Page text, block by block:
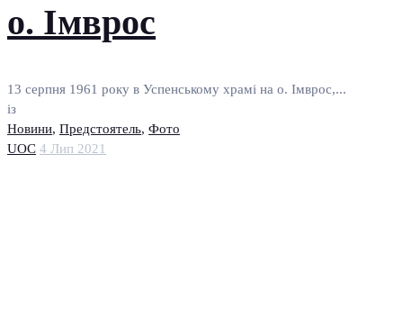
о. Імврос
13 серпня 1961 року в Успенському храмі на о. Імврос,...
із
Новини, Предстоятель, Фото
UOC 4 Лип 2021